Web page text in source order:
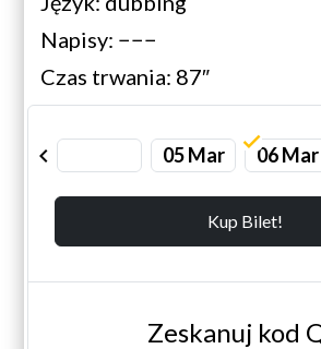
Napisy: −−−
Czas trwania: 87″
05 Mar 06 Mar
chevron_left
Kup Bilet!
Zeskanuj kod